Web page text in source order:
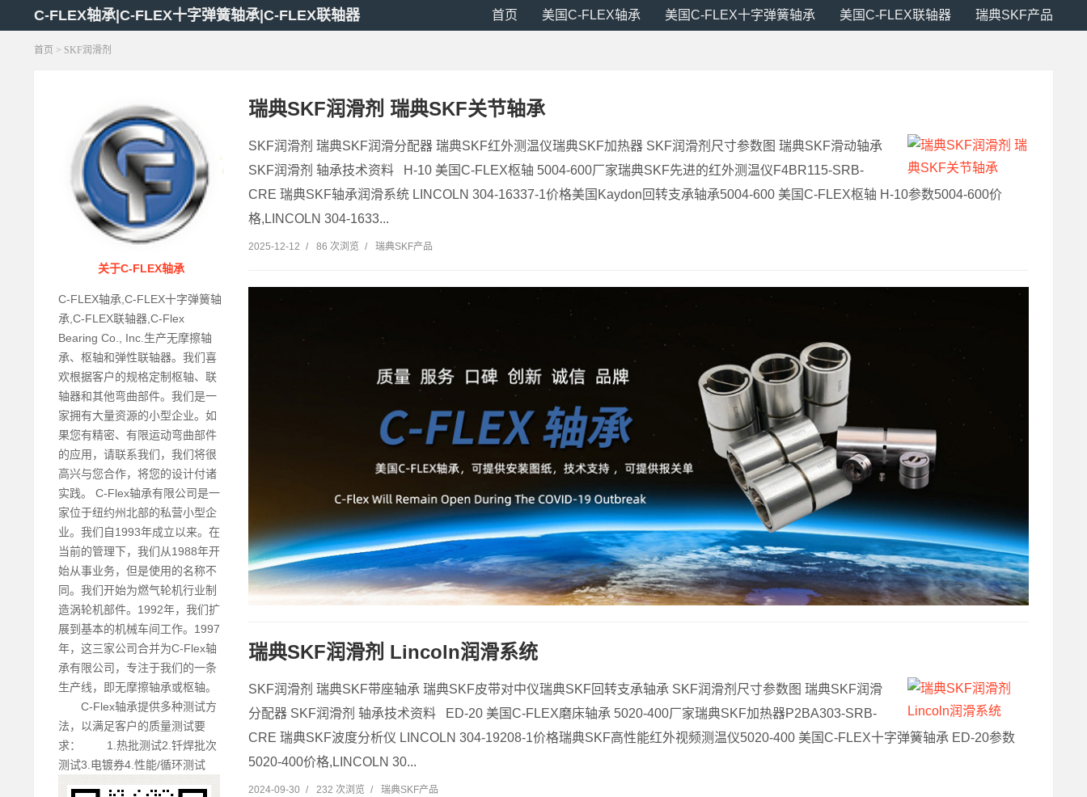
C-FLEX轴承|C-FLEX十字弹簧轴承|C-FLEX联轴器 首页 美国C-FLEX轴承 美国C-FLEX十字弹簧轴承 美国C-FLEX联轴器 瑞典SKF产品
首页 > SKF润滑剂
关于C-FLEX轴承
C-FLEX轴承,C-FLEX十字弹簧轴
承,C-FLEX联轴器,C-Flex
Bearing Co., Inc.生产无摩擦轴
承、枢轴和弹性联轴器。我们喜
欢根据客户的规格定制枢轴、联
轴器和其他弯曲部件。我们是一
家拥有大量资源的小型企业。如
果您有精密、有限运动弯曲部件
的应用，请联系我们，我们将很
高兴与您合作，将您的设计付诸
实践。 C-Flex轴承有限公司是一
家位于纽约州北部的私营小型企
业。我们自1993年成立以来。在
当前的管理下，我们从1988年开
始从事业务，但是使用的名称不
同。我们开始为燃气轮机行业制
造涡轮机部件。1992年，我们扩
展到基本的机械车间工作。1997
年，这三家公司合并为C-Flex轴
承有限公司，专注于我们的一条
生产线，即无摩擦轴承或枢轴。
C-Flex轴承提供多种测试方
法，以满足客户的质量测试要
求： 1.热批测试2.钎焊批次
测试3.电镀券4.性能/循环测试
瑞典SKF润滑剂 瑞典SKF关节轴承
SKF润滑剂 瑞典SKF润滑分配器 瑞典SKF红外测温仪瑞典SKF加热器 SKF润滑剂尺寸参数图 瑞典SKF滑动轴承
SKF润滑剂 轴承技术资料 H-10 美国C-FLEX枢轴 5004-600厂家瑞典SKF先进的红外测温仪F4BR115-SRB-
CRE 瑞典SKF轴承润滑系统 LINCOLN 304-16337-1价格美国Kaydon回转支承轴承5004-600 美国C-FLEX枢轴 H-10参数5004-600价
格,LINCOLN 304-1633...
2025-12-12 / 86 次浏览 / 瑞典SKF产品
瑞典SKF润滑剂 Lincoln润滑系统
SKF润滑剂 瑞典SKF带座轴承 瑞典SKF皮带对中仪瑞典SKF回转支承轴承 SKF润滑剂尺寸参数图 瑞典SKF润滑
分配器 SKF润滑剂 轴承技术资料 ED-20 美国C-FLEX磨床轴承 5020-400厂家瑞典SKF加热器P2BA303-SRB-
CRE 瑞典SKF波度分析仪 LINCOLN 304-19208-1价格瑞典SKF高性能红外视频测温仪5020-400 美国C-FLEX十字弹簧轴承 ED-20参数
5020-400价格,LINCOLN 30...
2024-09-30 / 232 次浏览 / 瑞典SKF产品